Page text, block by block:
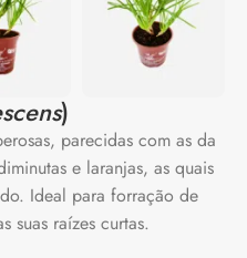
)
parecidas com as da
e laranjas, as quais
Ideal para forração de
suas raízes curtas.